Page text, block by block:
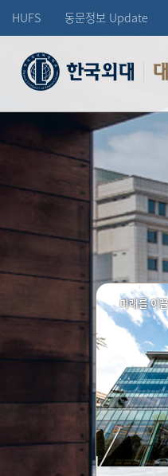
HUFS 동문정보 Update
미래를 이